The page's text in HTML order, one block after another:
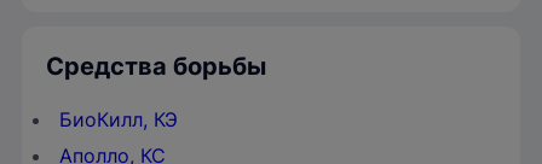
Средства борьбы
БиоКилл, КЭ
Аполло, КС